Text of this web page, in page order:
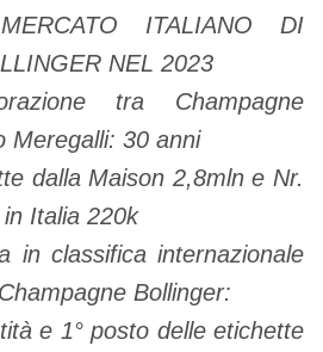
ITALIANO DI
NEL 2023
tra Champagne
Meregalli: 30 anni
dalla Maison 2,8mln e Nr.
Italia 220k
in classifica internazionale
Bollinger:
e 1° posto delle etichette